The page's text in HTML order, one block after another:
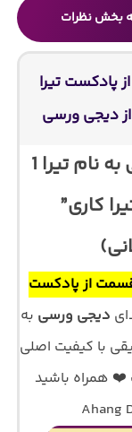
بخش نظرات
قسمت از پادکست تیرا
دیجی ورسی
دانلود آهنگ جدید دیجی ورسی به نام تیرا 1
کاری”
قسمت از پادکست
دیجی ورسی به
با کیفیت اصلی
Ahang